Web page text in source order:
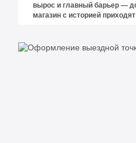
вырос и главный барьер —
магазин с историей
свет, входная группа и